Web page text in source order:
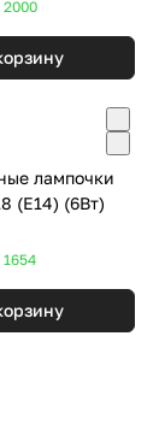
2000
лампочки
(6Вт)